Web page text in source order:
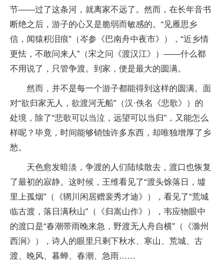
节——过了这条河，就离家不远了。然而，在长年音书
断绝之后，游子的心又是脆弱而敏感的。“见雁思乡
信，闻猿积泪痕”（岑参《巴南舟中夜市》），“近乡情
更怯，不敢问来人”（宋之问《渡汉江》）——什么都
不用说了，只管争渡。到家，便是最大的圆满。
然而，并不是每一个游子都能得到这样的圆满。面
对“欲归家无人，欲渡河无船”（汉·佚名《悲歌》）的
处境，除了“悲歌可以当泣，远望可以当归”，又能怎么
样呢？毕竟，时间能够销蚀许多东西，却唯独增厚了乡
愁。
天色愈发暗淡，争渡的人们陆续散去，渡口也恢复
了最初的寂静。这时候，王维看见了“渡头馀落日，墟
里上孤烟”（《辋川闲居赠裴秀才迪》），看见了“荒城
临古渡，落日满秋山”（《归嵩山作》），韦应物眼中
的渡口是“春潮带雨晚来急，野渡无人舟自横”（《滁州
西涧》），诗人的眼里只剩下秋水、寒山、荒城、古
渡、晚风、暮蝉、春潮、急雨……